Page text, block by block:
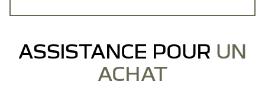
ASSISTANCE POUR UN
ACHAT